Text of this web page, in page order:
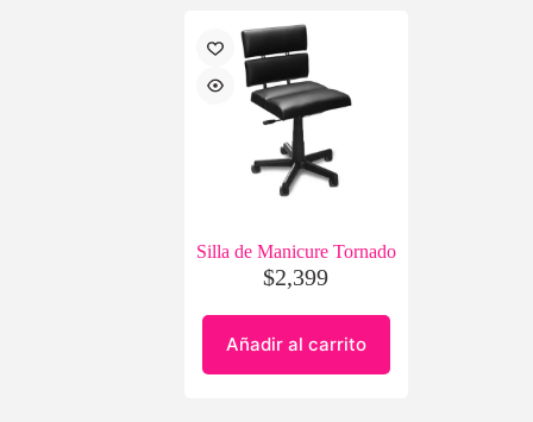
Silla de Manicure Tornado
$2,399
Añadir al carrito